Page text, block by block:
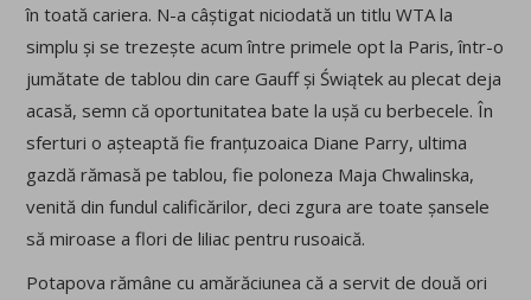
în toată cariera. N-a câștigat niciodată un titlu WTA la
simplu și se trezește acum între primele opt la Paris, într-o
jumătate de tablou din care Gauff și Świątek au plecat deja
acasă, semn că oportunitatea bate la ușă cu berbecele. În
sferturi o așteaptă fie franțuzoaica Diane Parry, ultima
gazdă rămasă pe tablou, fie poloneza Maja Chwalinska,
venită din fundul calificărilor, deci zgura are toate șansele
să miroase a flori de liliac pentru rusoaică.
Potapova rămâne cu amărăciunea că a servit de două ori